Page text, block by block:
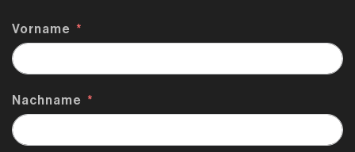
Vorname
Nachname